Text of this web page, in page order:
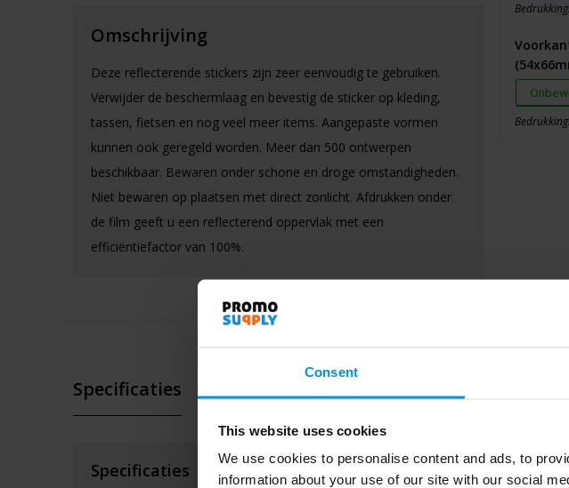
Consent
This website uses cookies
We use cookies to personalise content and ads, to
information about your use of our site with our social
Omschrijving
Deze reflecterende stickers zijn zeer eenvoudig te gebruiken.
Verwijder de beschermlaag en bevestig de sticker op kleding,
tassen, fietsen en nog veel meer items. Aangepaste vormen
kunnen ook geregeld worden. Meer dan 500 ontwerpen
beschikbaar. Bewaren onder schone en droge omstandigheden.
Niet bewaren op plaatsen met direct zonlicht. Afdrukken onder
de film geeft u een reflecterend oppervlak met een
efficiëntiefactor van 100%.
Specificaties
Specificaties